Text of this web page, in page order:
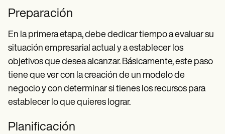
Preparación
En la primera etapa, debe dedicar tiempo a evaluar su
situación empresarial actual y a establecer los
objetivos que desea alcanzar. Básicamente, este paso
tiene que ver con la creación de un modelo de
negocio y con determinar si tienes los recursos para
establecer lo que quieres lograr.
Planificación